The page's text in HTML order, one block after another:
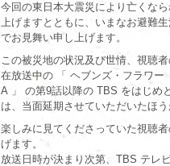
今回の東日本大震災により亡くな
上げますとともに、いまなお避難
でお見舞い申し上げます。
この被災地の状況及び世情、視聴
在放送中の 「 ヘブンズ・フラワー
A 」 の第9話以降の TBS をはじめ
は、当面延期させていただいたほ
楽しみに見てくださっていた視聴
げます。
放送日時が決まり次第、TBS テレ